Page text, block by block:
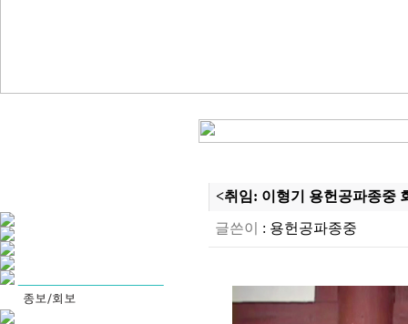
<취임: 이형기 용헌공파종중
글쓴이 : 용헌공파종중